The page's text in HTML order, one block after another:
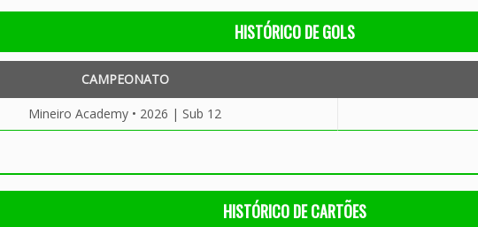
HISTÓRICO DE GOLS
CAMPEONATO
Mineiro Academy • 2026 | Sub 12
HISTÓRICO DE CARTÕES